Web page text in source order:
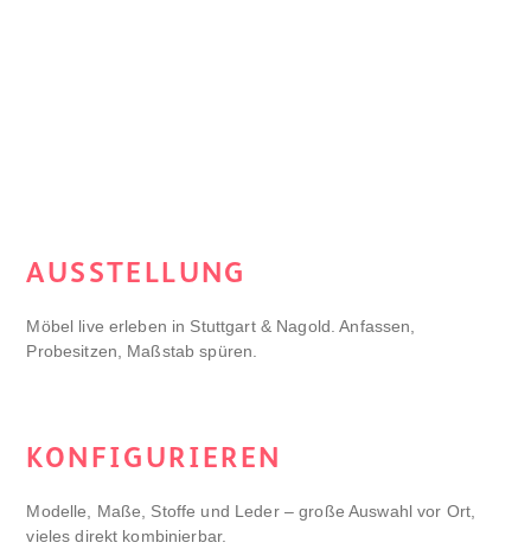
AUSSTELLUNG
Möbel live erleben in Stuttgart & Nagold. Anfassen,
Probesitzen, Maßstab spüren.
KONFIGURIEREN
Modelle, Maße, Stoffe und Leder – große Auswahl vor Ort,
vieles direkt kombinierbar.